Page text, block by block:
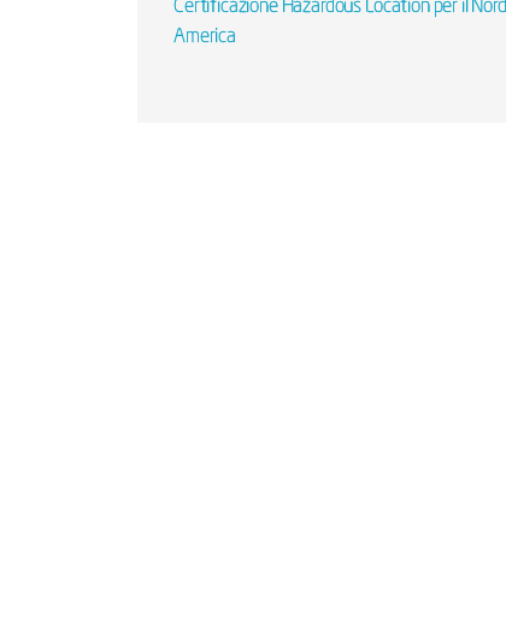
Certificazione Hazardous Location per il Nord
America